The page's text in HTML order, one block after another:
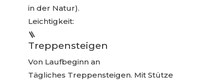
in der Natur).
Leichtigkeit:
🪜
Treppensteigen
Von Laufbeginn an
Tägliches Treppensteigen. Mit Stütze